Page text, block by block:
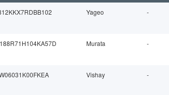
Yageo -
Murata -
Vishay -